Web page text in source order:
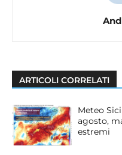
ARTICOLI CORRELATI
Meteo
agosto,
estremi